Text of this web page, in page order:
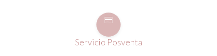
Servicio Posventa